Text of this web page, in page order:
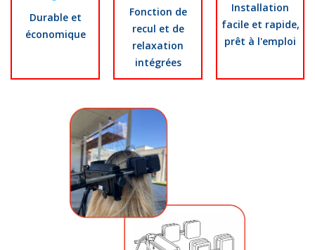
Durable et
économique
Fonction de
recul et de
relaxation
intégrées
Installation
facile et rapide,
prêt à l'emploi